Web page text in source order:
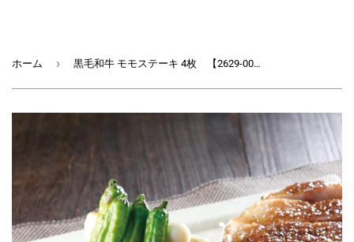
ホーム › 黒毛和牛 モモステーキ 4枚 【2629-0036】 特別20